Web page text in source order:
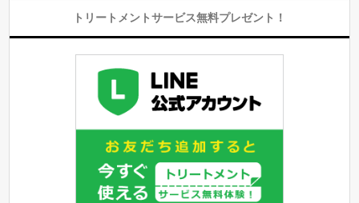
トリートメントサービス無料プレゼント！